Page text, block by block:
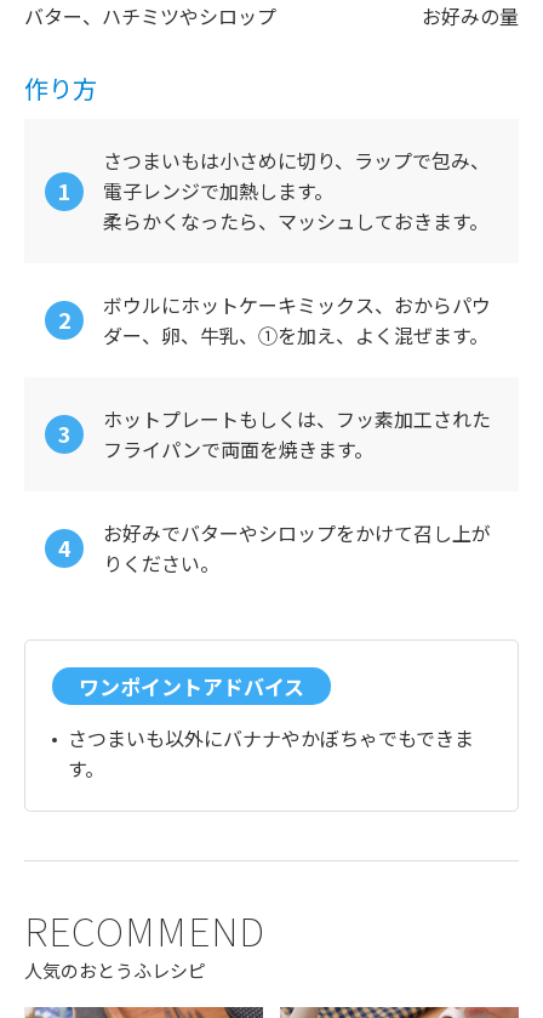
バター、ハチミツやシロップ お好みの量
作り方
さつまいもは小さめに切り、ラップで包み、
電子レンジで加熱します。
柔らかくなったら、マッシュしておきます。
ボウルにホットケーキミックス、おからパウ
ダー、卵、牛乳、①を加え、よく混ぜます。
ホットプレートもしくは、フッ素加工された
フライパンで両面を焼きます。
お好みでバターやシロップをかけて召し上が
りください。
ワンポイントアドバイス
さつまいも以外にバナナやかぼちゃでもできま
す。
RECOMMEND
人気のおとうふレシピ